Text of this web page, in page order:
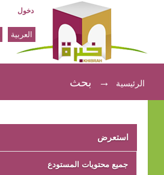
بحث
دخول
العربية
الرئيسية → بحث
استعرض
جميع محتويات المستودع